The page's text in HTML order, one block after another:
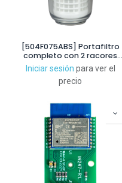
[504F075ABS] Portafiltro
completo con 2 racores
para tubería de 25mm
AAD12025CRS y 1 cartucho de
50µm 4084ABS (ambos
Iniciar sesión para ver el
precio